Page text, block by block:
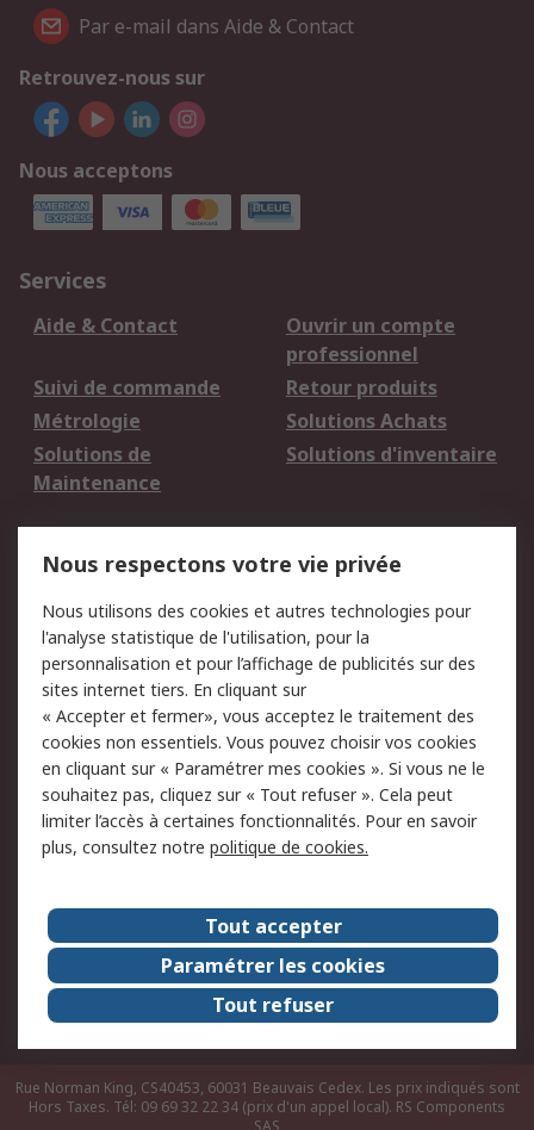
Par e-mail dans Aide & Contact
Retrouvez-nous sur
Nous acceptons
Services
Aide & Contact
Ouvrir un compte
professionnel
Suivi de commande
Retour produits
Métrologie
Solutions Achats
Solutions de
Maintenance
Solutions d'inventaire
du site
Politique de protection
des données - Mise à
jour
Sécurité des E-mails
Conditions générales
de vente
Politique anti-
corruption
Campagnes marketing
A propos de RS
A propos de RS France
Evénements
Le groupe RS Group Plc
Presse
RS dans le monde
Démarche RSE
Nous rejoindre
RS Particuliers
Rue Norman King, CS40453, 60031 Beauvais Cedex. Les prix indiqués sont
Hors Taxes. Tél: 09 69 32 22 34 (prix d'un appel local). RS Components
Nous respectons votre vie privée
Nous utilisons des cookies et autres technologies pour
l'analyse statistique de l'utilisation, pour la
personnalisation et pour l’affichage de publicités sur des
sites internet tiers. En cliquant sur
« Accepter et fermer», vous acceptez le traitement des
cookies non essentiels. Vous pouvez choisir vos cookies
en cliquant sur « Paramétrer mes cookies ». Si vous ne le
souhaitez pas, cliquez sur « Tout refuser ». Cela peut
limiter l’accès à certaines fonctionnalités. Pour en savoir
plus, consultez notre politique de cookies.
Tout accepter
Paramétrer les cookies
Tout refuser